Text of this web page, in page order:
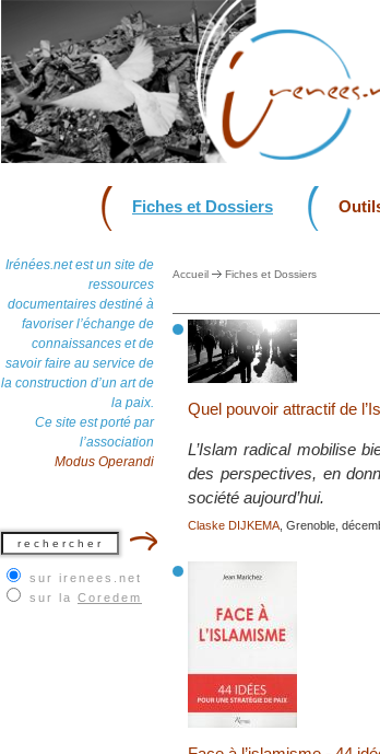
Fiches et Dossiers
Irénées.net est un site de
ressources
documentaires destiné à
favoriser l’échange de
connaissances et de
savoir faire au service de
la construction d’un art de
la paix.
Ce site est porté par
l’association
Modus Operandi
sur irenees.net
sur la Coredem
Accueil Fiches et Dossiers
Quel pouvoir attractif de
L’Islam radical mobilise
des perspectives, en
société aujourd’hui.
Claske DIJKEMA , Grenoble,